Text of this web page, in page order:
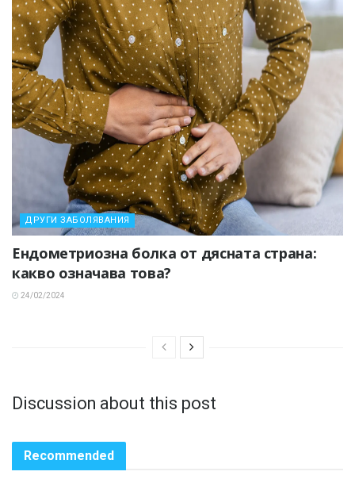
ДРУГИ ЗАБОЛЯВАНИЯ
Ендометриозна болка от дясната страна:
какво означава това?
24/02/2024
Discussion about this post
Recommended